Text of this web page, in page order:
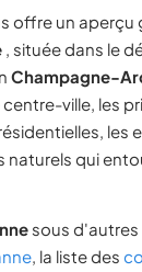
offre un
, située dans le
Champagne-
ville, les
les
naturels qui
sous
, la liste des